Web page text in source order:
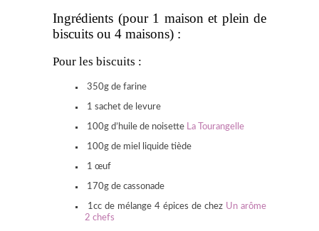
Ingrédients (pour 1 maison et plein de
biscuits ou 4 maisons) :
Pour les biscuits :
350g de farine
1 sachet de levure
100g d’huile de noisette La Tourangelle
100g de miel liquide tiède
1 œuf
170g de cassonade
1cc de mélange 4 épices de chez Un arôme
2 chefs